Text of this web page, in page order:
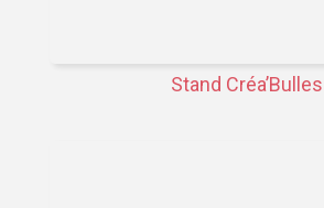
Stand Créa’Bulles